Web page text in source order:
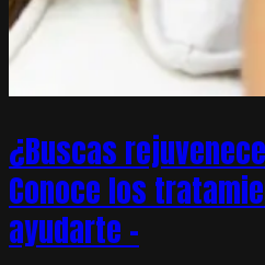
¿Buscas
Conoce los
ayudarte –